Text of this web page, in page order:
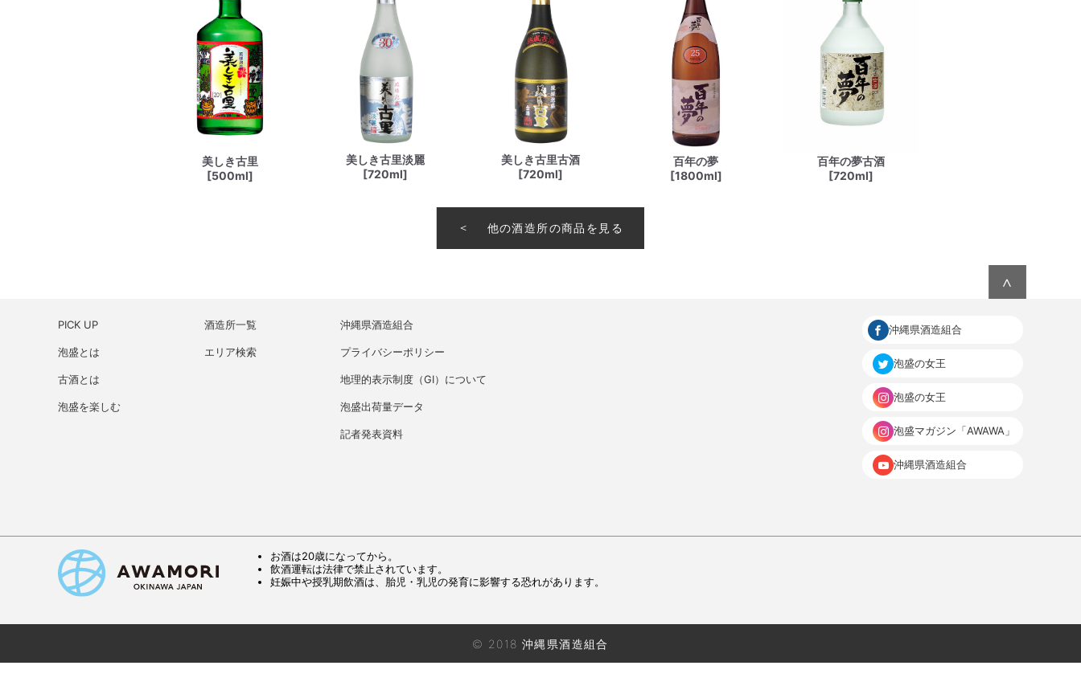
美しき古里
[500ml]
美しき古里淡麗
[720ml]
美しき古里古酒
[720ml]
百年の夢
[1800ml]
百年の夢古酒
[720ml]
他の酒造所の商品を見る
∧
PICK UP
泡盛とは
古酒とは
泡盛を楽しむ
酒造所一覧
エリア検索
沖縄県酒造組合
プライバシーポリシー
地理的表示制度（GI）について
泡盛出荷量データ
記者発表資料
沖縄県酒造組合
泡盛の女王
泡盛の女王
泡盛マガジン「AWAWA」
沖縄県酒造組合
お酒は20歳になってから。
飲酒運転は法律で禁止されています。
妊娠中や授乳期飲酒は、胎児・乳児の発育に影響する恐れがあります。
© 2018 沖縄県酒造組合